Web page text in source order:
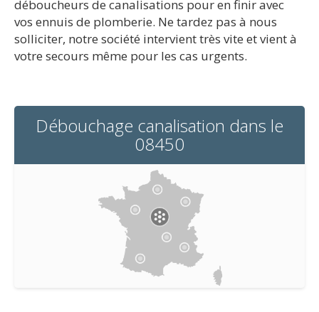
déboucheurs de canalisations pour en finir avec
vos ennuis de plomberie. Ne tardez pas à nous
solliciter, notre société intervient très vite et vient à
votre secours même pour les cas urgents.
Débouchage canalisation dans le
08450